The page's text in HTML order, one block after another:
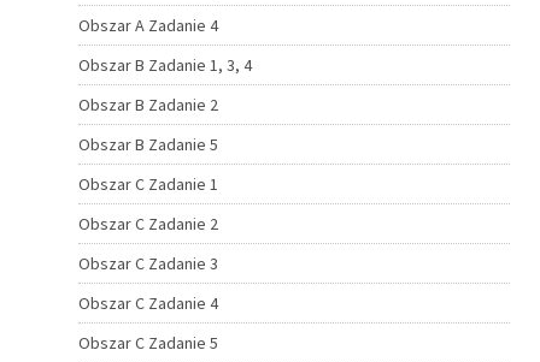
Obszar A Zadanie 4
Obszar B Zadanie 1, 3, 4
Obszar B Zadanie 2
Obszar B Zadanie 5
Obszar C Zadanie 1
Obszar C Zadanie 2
Obszar C Zadanie 3
Obszar C Zadanie 4
Obszar C Zadanie 5